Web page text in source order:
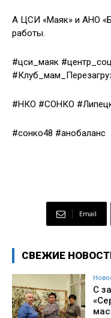
А ЦСИ «Маяк» и АНО
работы.
#цси_маяк
#НКО #СОНКО
#сонко48 #анобаланс
Email
СВЕЖИЕ
С